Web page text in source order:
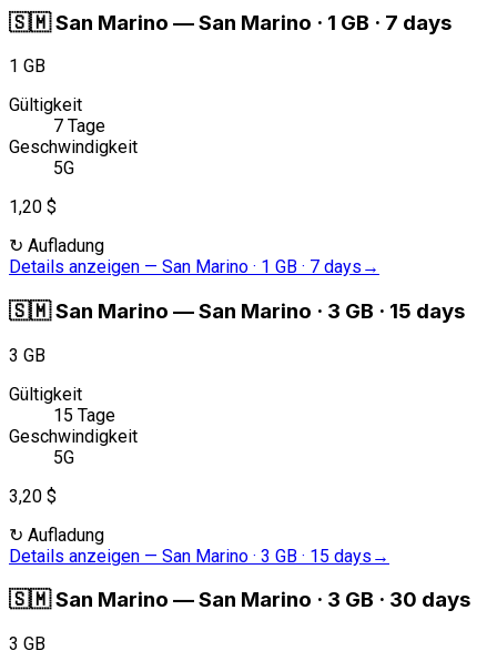
🇸🇲San Marino —San Marino · 1 GB · 7 days
1 GB
Gültigkeit
7 Tage
Geschwindigkeit
5G
1,20 $
↻ Aufladung
Details anzeigen — San Marino · 1 GB · 7 days →
🇸🇲San Marino —San Marino · 3 GB · 15 days
3 GB
Gültigkeit
15 Tage
Geschwindigkeit
5G
3,20 $
↻ Aufladung
Details anzeigen — San Marino · 3 GB · 15 days →
🇸🇲San Marino —San Marino · 3 GB · 30 days
3 GB